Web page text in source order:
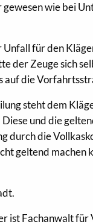
wie bei
für den
der Zeuge sich
auf die
steht dem
und die
durch die
geltend machen
ist Fachanwalt